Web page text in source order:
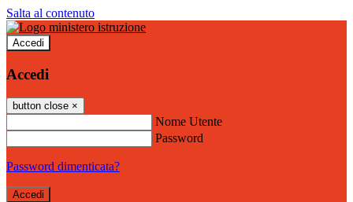
Salta al contenuto
Accedi
Accedi
button close ×
Nome Utente
Password
Password dimenticata?